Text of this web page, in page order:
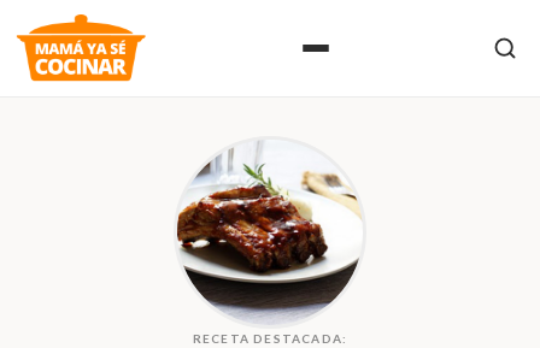
RECETA DESTACADA: